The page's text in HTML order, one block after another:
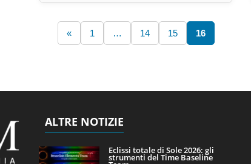
« 1 … 14 15 16
ALTRE NOTIZIE
Eclissi totale di Sole 2026: gli
strumenti del Time Baseline